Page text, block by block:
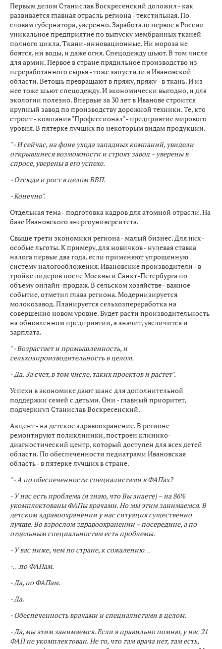
Первым делом Станислав Воскресенский доложил - как
развивается главная отрасль региона - текстильная. По
словам губернатора, уверенно. Заработало первое в России
уникальное предприятие по выпуску мембранных тканей
полного цикла. Ткани-инновационные. Ни мороза не
боятся, ни воды, и даже огня. Спецодежду шьют. В том числе
для армии. Первое в стране прядильное производство из
переработанного сырья - тоже запустили в Ивановской
области. Ветошь превращают в пряжу, пряжу - в ткань. И из
нее тоже шьют спецодежду. И экономически выгодно, и для
экологии полезно. Впервые за 30 лет в Иванове строится
крупный завод по производству дорожной техники. Те, кто
строит - компания "Профессионал" - предприятие мирового
уровня. В пятерке лучших по некоторым видам продукции.
" - И сейчас, на фоне ухода западных компаний, увидели
открывшиеся возможности и строят завод – уверены в
спросе, уверены в его успехе.
- Отсюда и рост в целом ВВП.
- Конечно".
Отдельная тема - подготовка кадров для атомной отрасли. На
базе Ивановского энергоуниверситета.
Свыше трети экономики региона - малый бизнес. Для них -
особые льготы. К примеру, для новичков - нулевая ставка
налога первые два года, если применяют упрощенную
систему налогообложения. Ивановские производители - в
тройке лидеров после Москвы и Санкт-Петербурга по
объему онлайн-продаж. В сельском хозяйстве - важное
событие, отметил глава региона. Модернизируется
молокозавод. Планируется сельхозпереработка на
совершенно новом уровне. Будет расти производительность
на обновленном предприятии, а значит, увеличится и
зарплата.
" - Возрастает и промышленность, и
сельхозпроизводительность в целом.
- Да. За счет, в том числе, таких проектов и растет".
Успехи в экономике дают шанс для дополнительной
поддержки семей с детьми. Они - главный приоритет,
подчеркнул Станислав Воскресенский.
Акцент - на детское здравоохранение. В регионе
ремонтируют поликлиники, построен клинико-
диагностический центр, который доступен для всех детей
области. По обеспеченности педиатрами Ивановская
область - в пятерке лучших в стране.
" - А по обеспеченности специалистами в ФАПах?
- У нас есть проблема (я знаю, что Вы знаете) – на 86%
укомплектованы ФАПы врачами. Но мы этим занимаемся. В
детском здравоохранении у нас ситуация существенно
лучше. Во взрослом здравоохранении – посередине, а по
отдельным специальностям есть проблемы.
- У вас ниже, чем по стране, к сожалению…
-…по ФАПам.
- Да, по ФАПам.
- Да.
- Обеспеченность врачами и специалистами в целом.
- Да, мы этим занимаемся. Если я правильно помню, у нас 21
ФАП не укомплектован. Не то, что там врача нет, там есть,